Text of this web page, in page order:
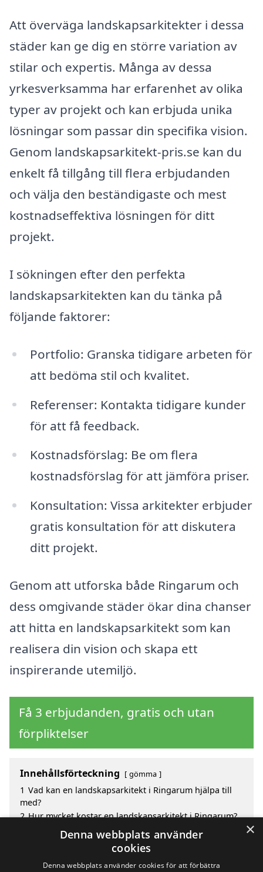
Att överväga landskapsarkitekter i dessa
städer kan ge dig en större variation av
stilar och expertis. Många av dessa
yrkesverksamma har erfarenhet av olika
typer av projekt och kan erbjuda unika
lösningar som passar din specifika vision.
Genom landskapsarkitekt-pris.se kan du
enkelt få tillgång till flera erbjudanden
och välja den beständigaste och mest
kostnadseffektiva lösningen för ditt
projekt.
I sökningen efter den perfekta
landskapsarkitekten kan du tänka på
följande faktorer:
Portfolio: Granska tidigare arbeten för
att bedöma stil och kvalitet.
Referenser: Kontakta tidigare kunder
för att få feedback.
Kostnadsförslag: Be om flera
kostnadsförslag för att jämföra priser.
Konsultation: Vissa arkitekter erbjuder
gratis konsultation för att diskutera
ditt projekt.
Genom att utforska både Ringarum och
dess omgivande städer ökar dina chanser
att hitta en landskapsarkitekt som kan
realisera din vision och skapa ett
inspirerande utemiljö.
Få 3 erbjudanden, gratis och utan
förpliktelser
Innehållsförteckning gömma
1 Vad kan en landskapsarkitekt i Ringarum hjälpa till
med?
2 Hur mycket kostar en landskapsarkitekt i Ringarum?
Fördelar med att välja landskapsarkitekt i Ringarum
Sök efter en skicklig landskapsarkitekt i de
omgivande städerna Ringarum
×
Denna webbplats använder
cookies
Denna webbplats använder cookies för att förbättra